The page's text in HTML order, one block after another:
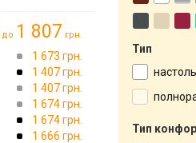
до 1 807 грн.
1 673 грн.
1 407 грн.
1 407 грн.
1 674 грн.
1 674 грн.
1 666 грн.
Тип
Тип